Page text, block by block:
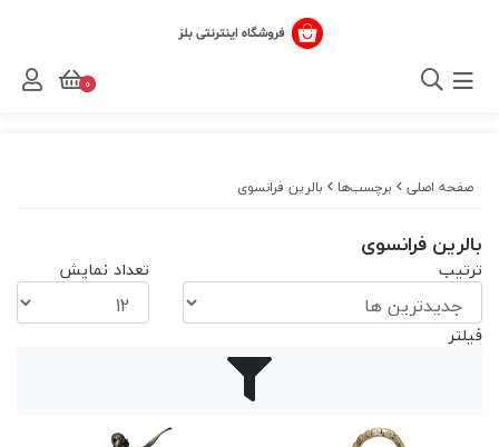
صفحه اصلی برچسب‌ها بالرین فرانسوی
بالرین فرانسوی
ترتیب تعداد نمایش
فیلتر
0